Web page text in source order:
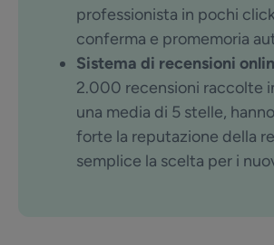
professionista in pochi
conferma e promemoria
Sistema di recensioni
2.000 recensioni raccolte
una media di 5 stelle,
forte la reputazione della
semplice la scelta per i